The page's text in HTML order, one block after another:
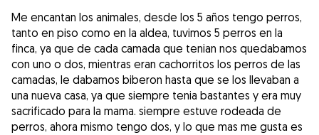
Me encantan los animales, desde los 5 años tengo perros,
tanto en piso como en la aldea, tuvimos 5 perros en la
finca, ya que de cada camada que tenian nos quedabamos
con uno o dos, mientras eran cachorritos los perros de las
camadas, le dabamos biberon hasta que se los llevaban a
una nueva casa, ya que siempre tenia bastantes y era muy
sacrificado para la mama. siempre estuve rodeada de
perros, ahora mismo tengo dos, y lo que mas me gusta es